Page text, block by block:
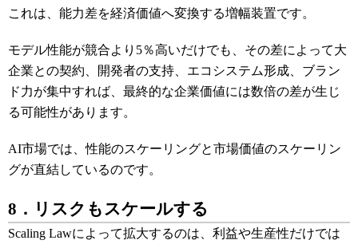
これは、能力差を経済価値へ変換する増幅装置です。
モデル性能が競合より5％高いだけでも、その差によって大
企業との契約、開発者の支持、エコシステム形成、ブラン
ド力が集中すれば、最終的な企業価値には数倍の差が生じ
る可能性があります。
AI市場では、性能のスケーリングと市場価値のスケーリン
グが直結しているのです。
8．リスクもスケールする
Scaling Lawによって拡大するのは、利益や生産性だけでは